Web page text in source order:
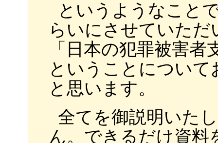
というようなこと
らいにさせていた
「日本の犯罪被害
ということについ
と思います。
全てを御説明いた
ん。できるだけ資料